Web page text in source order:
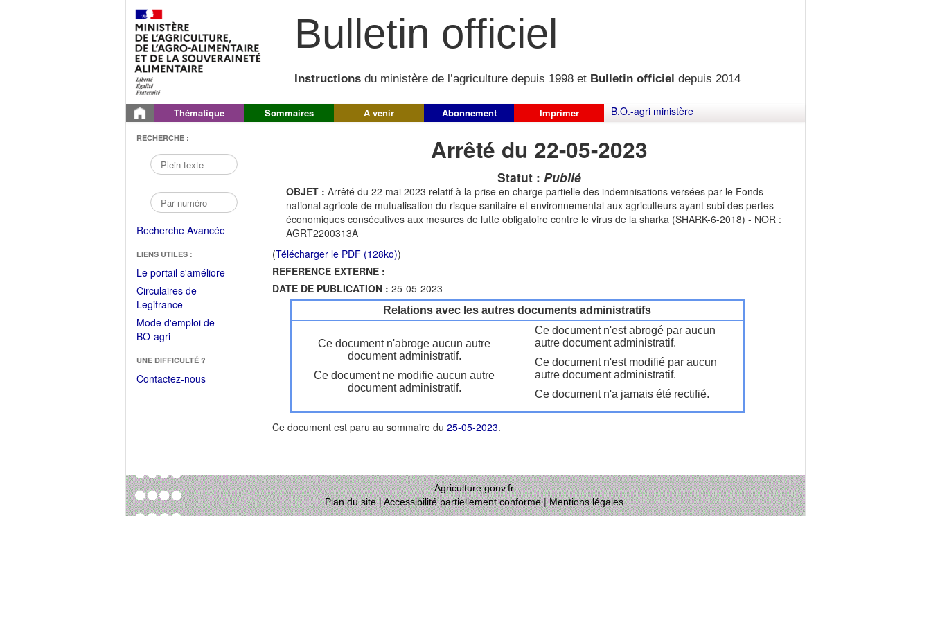
Bulletin officiel
Instructions du ministère de l’agriculture depuis 1998 et Bulletin officiel depuis 2014
Thématique Sommaires A venir Abonnement Imprimer B.O.-agri ministère
RECHERCHE :
Recherche Avancée
LIENS UTILES :
Le portail s'améliore(Fichier
Circulaires de
Legifrance(Ouvrir
dans
une
fenêtre)
Mode d'emploi de
BO-agri(Ouvrir
une
nouvelle
UNE DIFFICULTÉ ?
Contactez-nous
Arrêté du 22-05-2023
Statut : Publié
OBJET : Arrêté du 22 mai 2023 relatif à la prise en charge partielle des indemnisations versées par le Fonds
national agricole de mutualisation du risque sanitaire et environnemental aux agriculteurs ayant subi des pertes
économiques consécutives aux mesures de lutte obligatoire contre le virus de la sharka (SHARK-6-2018) - NOR :
AGRT2200313A
(Télécharger le PDF (128ko))
REFERENCE EXTERNE :
DATE DE PUBLICATION : 25-05-2023
Relations avec les autres documents administratifs
Ce document n'abroge aucun autre
document administratif.
Ce document ne modifie aucun autre
document administratif.
Ce document n'est abrogé par aucun
autre document administratif.
Ce document n'est modifié par aucun
autre document administratif.
Ce document n'a jamais été rectifié.
Ce document est paru au sommaire du 25-05-2023.
Agriculture.gouv.fr
Plan du site|Accessibilité partiellement conforme|Mentions légales